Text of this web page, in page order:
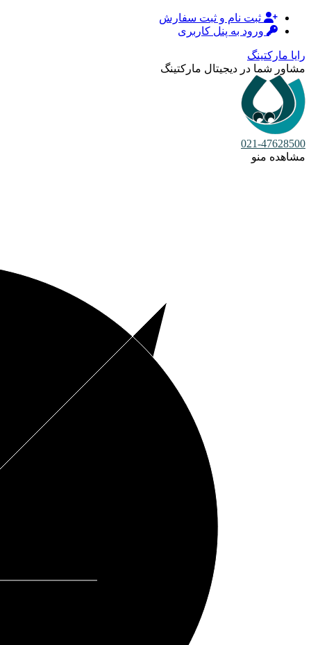
ثبت نام و ثبت سفارش
ورود به پنل کاربری
رایا مارکتینگ
مشاور شما در دیجیتال مارکتینگ
021-47628500
مشاهده منو